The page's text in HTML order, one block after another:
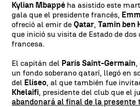
Kylian Mbappé ha asistido este
gala que el presidente francés,
ofreció al emir de Qatar, Tamin ben
que inició su visita de Estado de
francesa.
El capitán del París Saint-Germain,
un fondo soberano qatarí, llegó en
del Elíseo, al que también fue
Khelaifi, presidente del club que el
abandonará al final de la presente